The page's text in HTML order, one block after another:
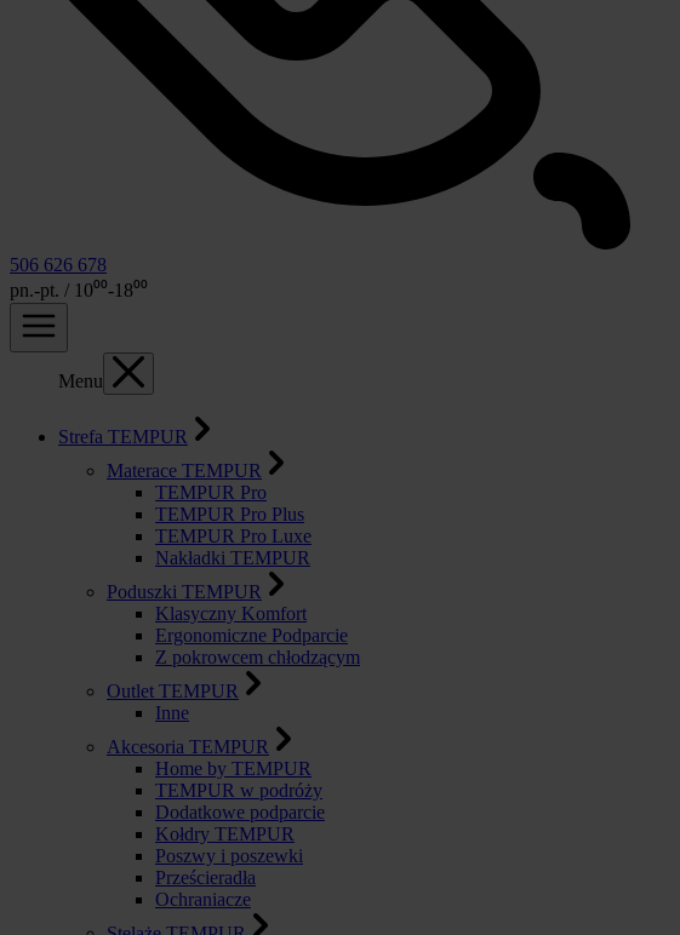
506 626 678
pn.-pt. / 10⁰⁰-18⁰⁰
Menu
Strefa TEMPUR
Materace TEMPUR
TEMPUR Pro
TEMPUR Pro Plus
TEMPUR Pro Luxe
Nakładki TEMPUR
Poduszki TEMPUR
Klasyczny Komfort
Ergonomiczne Podparcie
Z pokrowcem chłodzącym
Outlet TEMPUR
Inne
Akcesoria TEMPUR
Home by TEMPUR
TEMPUR w podróży
Dodatkowe podparcie
Kołdry TEMPUR
Poszwy i poszewki
Prześcieradła
Ochraniacze